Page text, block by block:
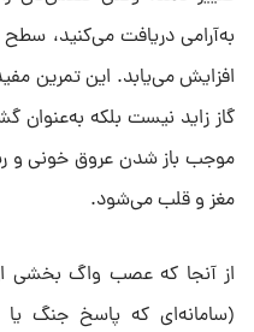
به‌آرامی دریافت می‌کنید،
افزایش می‌یابد. این تمرین
گاز زاید نیست بلکه به‌عنوان
موجب باز شدن عروق خونی و
مغز و قلب می‌شود.
از آنجا که عصب واگ بخشی
(سامانه‌ای که پاسخ جنگ